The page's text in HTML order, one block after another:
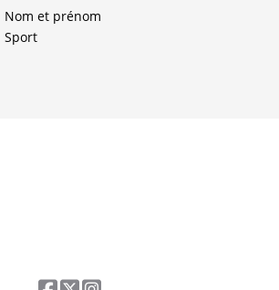
Nom et prénom
Sport